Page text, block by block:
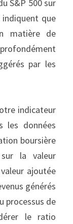
S&P 500 sur
que
matière de
par les
indicateur
les données
boursière
la valeur
ajoutée
générés
processus de
le ratio